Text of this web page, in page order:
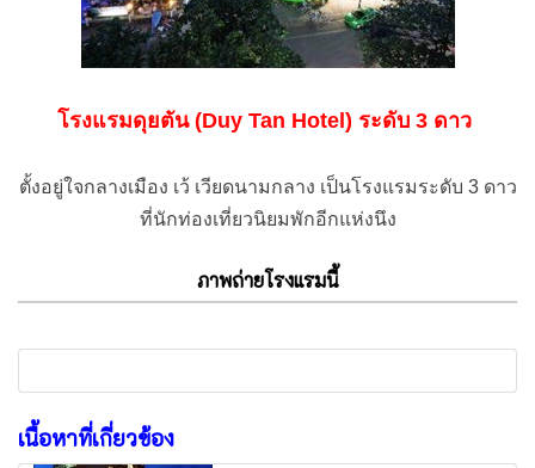
โรงแรมดุยตัน (Duy Tan Hotel) ระดับ 3 ดาว
ตั้งอยู่ใจกลางเมือง เว้ เวียดนามกลาง เป็นโรงแรมระดับ 3 ดาว
ที่นักท่องเที่ยวนิยมพักอีกแห่งนึง
ภาพถ่ายโรงแรมนี้
เนื้อหาที่เกี่ยวข้อง